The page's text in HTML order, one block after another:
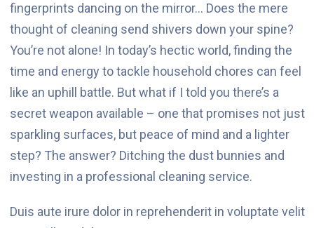
fingerprints dancing on the mirror… Does the mere
thought of cleaning send shivers down your spine?
You’re not alone! In today’s hectic world, finding the
time and energy to tackle household chores can feel
like an uphill battle. But what if I told you there’s a
secret weapon available – one that promises not just
sparkling surfaces, but peace of mind and a lighter
step? The answer? Ditching the dust bunnies and
investing in a professional cleaning service.
Duis aute irure dolor in reprehenderit in voluptate velit